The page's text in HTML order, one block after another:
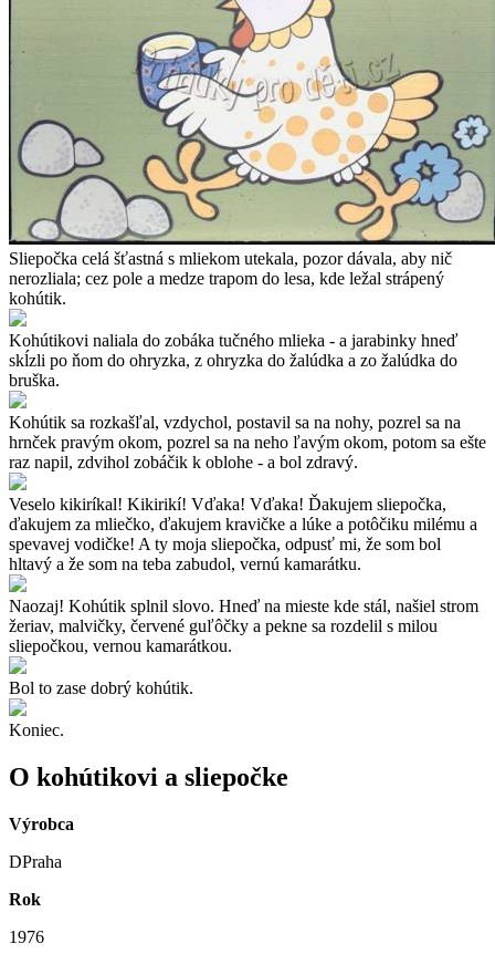
Sliepočka celá šťastná s mliekom utekala, pozor dávala, aby nič
nerozliala; cez pole a medze trapom do lesa, kde ležal strápený
kohútik.
Kohútikovi naliala do zobáka tučného mlieka - a jarabinky hneď
skĺzli po ňom do ohryzka, z ohryzka do žalúdka a zo žalúdka do
bruška.
Kohútik sa rozkašľal, vzdychol, postavil sa na nohy, pozrel sa na
hrnček pravým okom, pozrel sa na neho ľavým okom, potom sa ešte
raz napil, zdvihol zobáčik k oblohe - a bol zdravý.
Veselo kikiríkal! Kikirikí! Vďaka! Vďaka! Ďakujem sliepočka,
ďakujem za mliečko, ďakujem kravičke a lúke a potôčiku milému a
spevavej vodičke! A ty moja sliepočka, odpusť mi, že som bol
hltavý a že som na teba zabudol, vernú kamarátku.
Naozaj! Kohútik splnil slovo. Hneď na mieste kde stál, našiel strom
žeriav, malvičky, červené guľôčky a pekne sa rozdelil s milou
sliepočkou, vernou kamarátkou.
Bol to zase dobrý kohútik.
Koniec.
O kohútikovi a sliepočke
Výrobca
DPraha
Rok
1976